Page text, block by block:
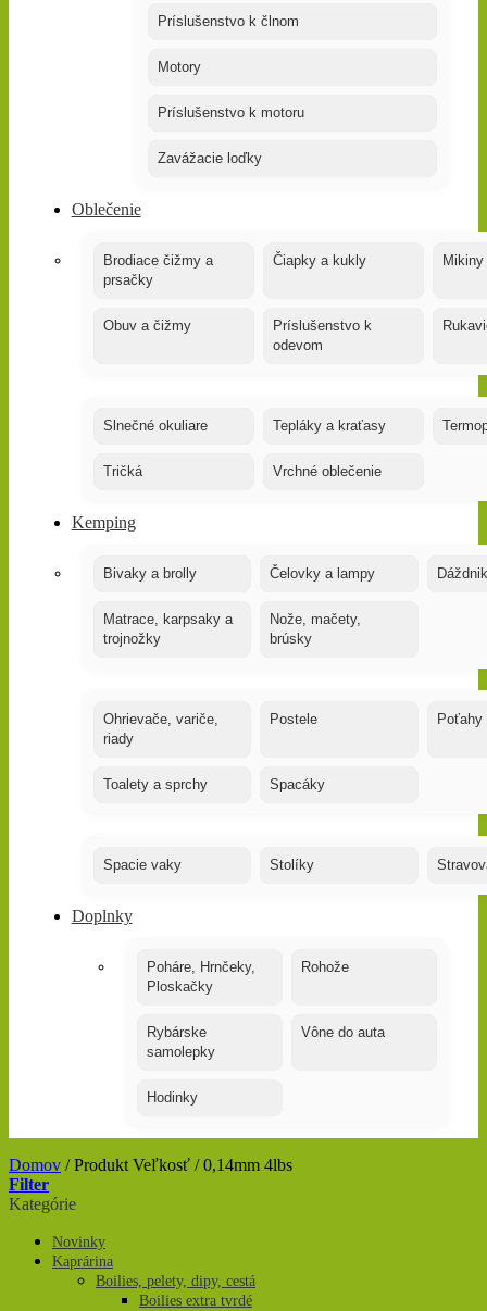
Príslušenstvo k člnom
Motory
Príslušenstvo k motoru
Zavážacie loďky
Oblečenie
Brodiace čižmy a
prsačky
Čiapky a kukly Mikiny
Obuv a čižmy
Príslušenstvo k
odevom
Slnečné okuliare Tepláky a kraťasy
Tričká Vrchné oblečenie
Kemping
Bivaky a brolly Čelovky a lampy
Matrace, karpsaky a
trojnožky
Nože, mačety,
brúsky
Ohrievače, variče,
riady
Postele Poťahy
Toalety a sprchy Spacáky
Spacie vaky Stolíky
Doplnky
Poháre, Hrnčeky,
Ploskačky
Rohože
Rybárske
samolepky
Vône do auta
Hodinky
Domov /Produkt Veľkosť /0,14mm 4lbs
Filter
Kategórie
Novinky
Kaprárina
Boilies, pelety, dipy, cestá
Boilies extra tvrdé